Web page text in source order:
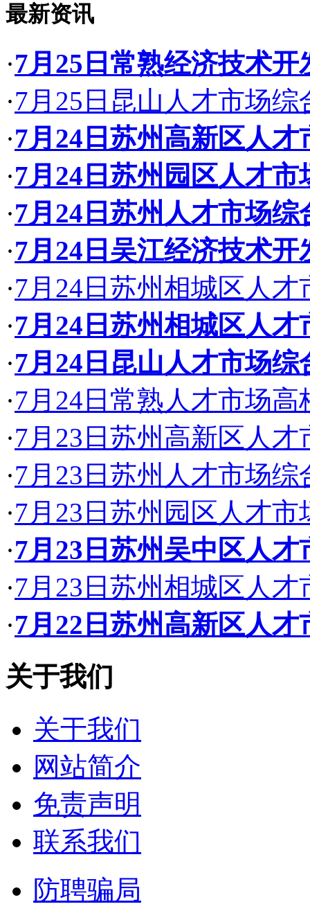
最新资讯
·7月25日常熟经济技术开
·7月25日昆山人才市场综
·7月24日苏州高新区人才
·7月24日苏州园区人才市
·7月24日苏州人才市场综
·7月24日吴江经济技术开
·7月24日苏州相城区人才
·7月24日苏州相城区人才
·7月24日昆山人才市场综
·7月24日常熟人才市场高
·7月23日苏州高新区人才
·7月23日苏州人才市场综
·7月23日苏州园区人才市
·7月23日苏州吴中区人才
·7月23日苏州相城区人才
·7月22日苏州高新区人才
关于我们
关于我们
网站简介
免责声明
联系我们
防聘骗局